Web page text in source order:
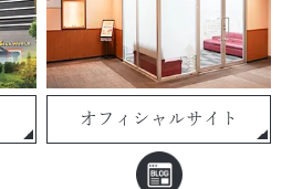
オフィシャルサイト